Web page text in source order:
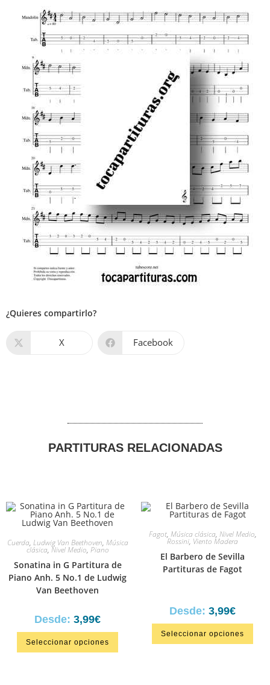
¿Quieres compartirlo?
X Facebook
PARTITURAS RELACIONADAS
Cuerda, Ludwig Van Beethoven, Música
clásica, Nivel Medio, Piano
Sonatina in G Partitura de
Piano Anh. 5 No.1 de Ludwig
Van Beethoven
Desde: 3,99€
Seleccionar opciones
Fagot, Música clásica, Nivel Medio,
Rossini, Viento Madera
El Barbero de Sevilla
Partituras de Fagot
Desde: 3,99€
Seleccionar opciones